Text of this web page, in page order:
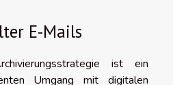
E-Mails
ist ein
Umgang mit digitalen